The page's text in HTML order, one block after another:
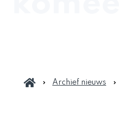
Archief nieuws